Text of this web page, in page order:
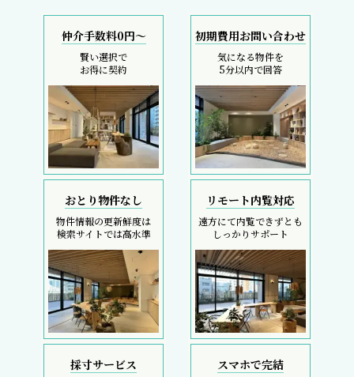
仲介手数料0円～
賢い選択で
お得に契約
初期費用お問い合わせ
気になる物件を
5分以内で回答
おとり物件なし
物件情報の更新鮮度は
検索サイトでは高水準
リモート内覧対応
遠方にて内覧できずとも
しっかりサポート
採寸サービス スマホで完結